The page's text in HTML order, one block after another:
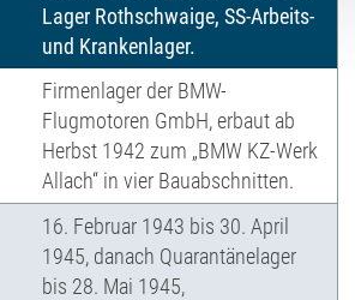
Lager Rothschwaige, SS-Arbeits-
und Krankenlager.
Firmenlager der BMW-
Flugmotoren GmbH, erbaut ab
Herbst 1942 zum „BMW KZ-Werk
Allach“ in vier Bauabschnitten.
16. Februar 1943 bis 30. April
1945, danach Quarantänelager
bis 28. Mai 1945,